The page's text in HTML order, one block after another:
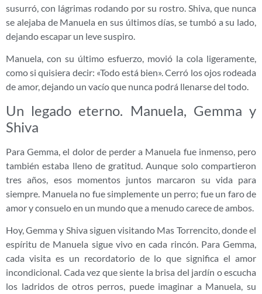
susurró, con lágrimas rodando por su rostro. Shiva, que nunca
se alejaba de Manuela en sus últimos días, se tumbó a su lado,
dejando escapar un leve suspiro.
Manuela, con su último esfuerzo, movió la cola ligeramente,
como si quisiera decir: «Todo está bien». Cerró los ojos rodeada
de amor, dejando un vacío que nunca podrá llenarse del todo.
Un legado eterno. Manuela, Gemma y
Shiva
Para Gemma, el dolor de perder a Manuela fue inmenso, pero
también estaba lleno de gratitud. Aunque solo compartieron
tres años, esos momentos juntos marcaron su vida para
siempre. Manuela no fue simplemente un perro; fue un faro de
amor y consuelo en un mundo que a menudo carece de ambos.
Hoy, Gemma y Shiva siguen visitando Mas Torrencito, donde el
espíritu de Manuela sigue vivo en cada rincón. Para Gemma,
cada visita es un recordatorio de lo que significa el amor
incondicional. Cada vez que siente la brisa del jardín o escucha
los ladridos de otros perros, puede imaginar a Manuela, su